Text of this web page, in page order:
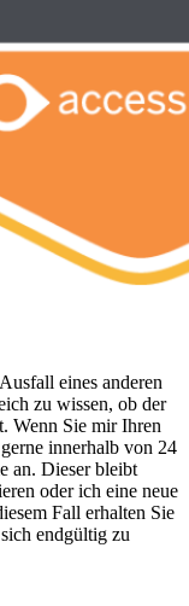
eines anderen
zu wissen, ob der
Wenn Sie mir Ihren
innerhalb von 24
an. Dieser bleibt
oder ich eine neue
Fall erhalten Sie
endgültig zu